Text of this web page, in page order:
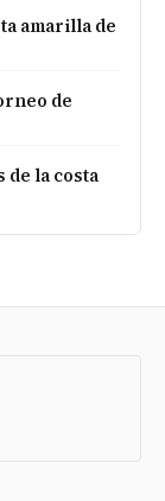
amarilla de
de
la costa